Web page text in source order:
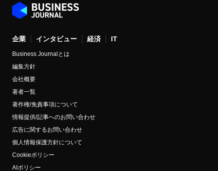
企業 インタビュー 経済 IT
Business Journalとは
編集方針
会社概要
著者一覧
著作権/免責事項について
情報提供/記事へのお問い合わせ
広告に関するお問い合わせ
個人情報保護方針について
Cookieポリシー
AIポリシー